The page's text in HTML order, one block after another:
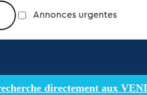
Annonces urgentes
directement aux